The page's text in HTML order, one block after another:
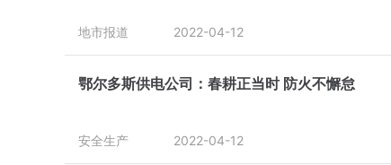
地市报道 2022-04-12
鄂尔多斯供电公司：春耕正当时 防火不懈怠
安全生产 2022-04-12